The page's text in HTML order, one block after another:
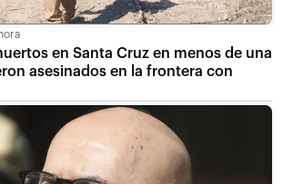
en Santa Cruz en menos de una
asesinados en la frontera con